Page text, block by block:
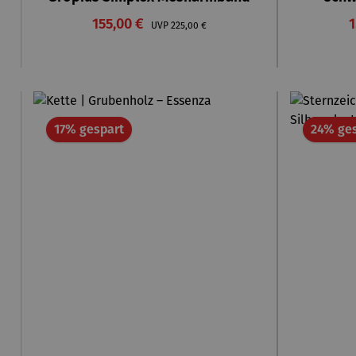
Verkaufspreis:
155,00 € UVP Regulärer Preis:
225,00 €
17% gespartRabatt 24%